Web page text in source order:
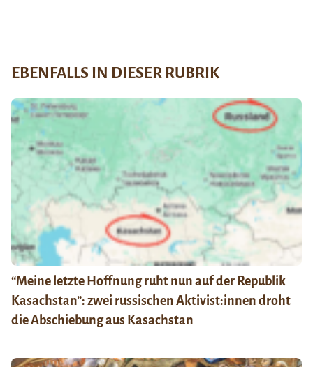
EBENFALLS IN DIESER RUBRIK
“Meine letzte Hoffnung ruht nun auf der Republik
Kasachstan”: zwei russischen Aktivist:innen droht
die Abschiebung aus Kasachstan